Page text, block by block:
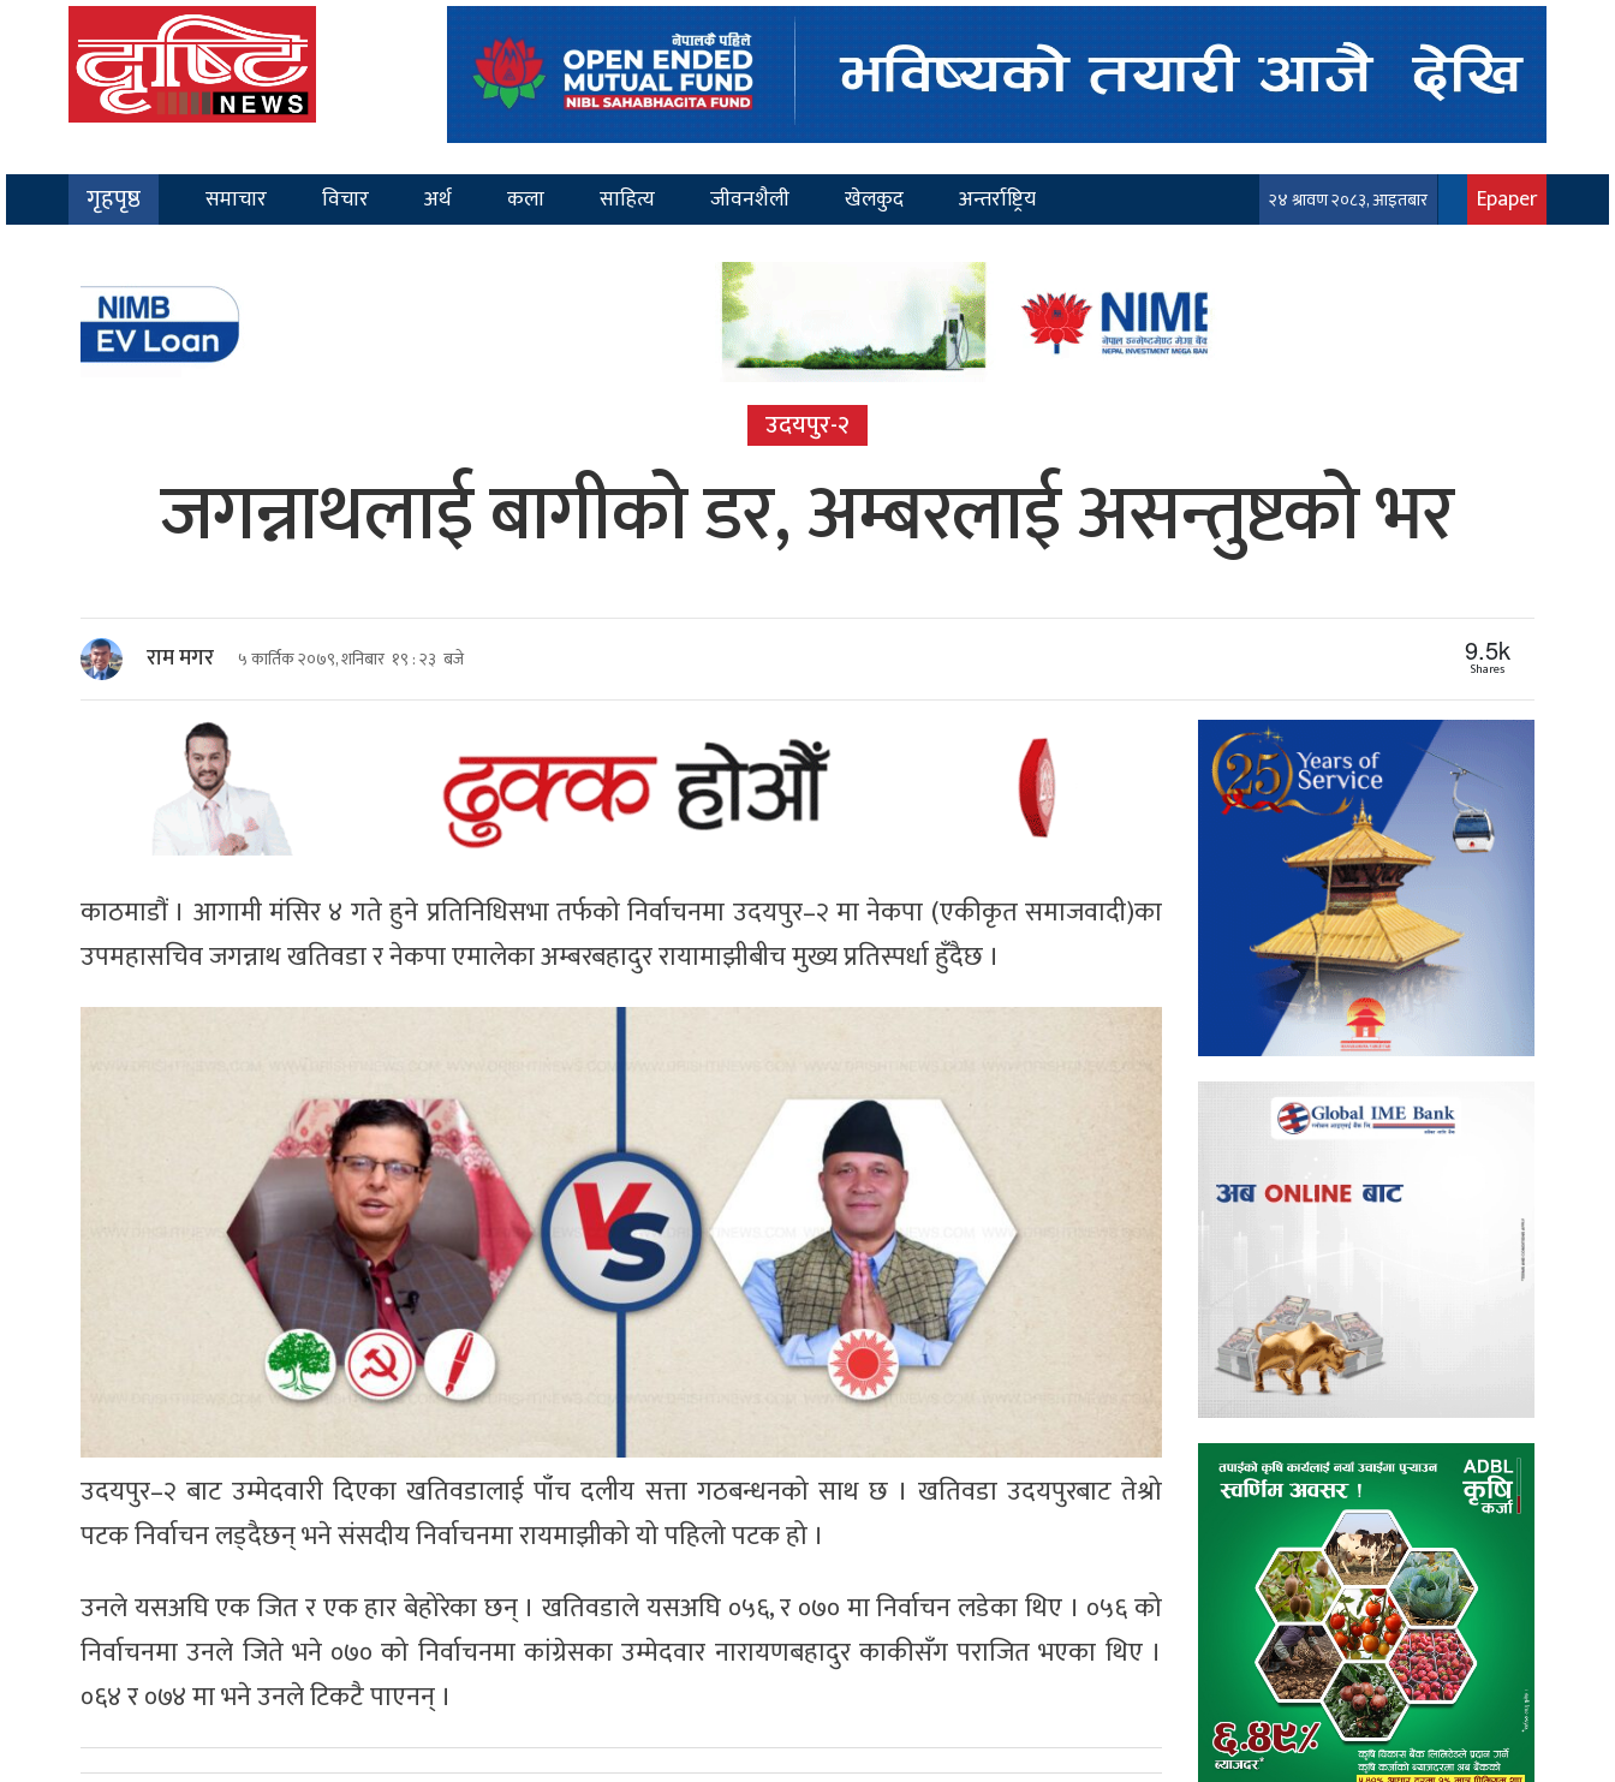
गृहपृष्ठ समाचार विचार अर्थ कला साहित्य जीवनशैली खेलकुद अन्तर्राष्ट्रिय २४ श्रावण २०८३, आइतबार Epaper
उदयपुर-२
जगन्नाथलाई बागीको डर, अम्बरलाई असन्तुष्टको भर
राम मगर ५ कार्तिक २०७९, शनिबार १९ : २३ बजे 9.5k
Shares
काठमाडौं । आगामी मंसिर ४ गते हुने प्रतिनिधिसभा तर्फको निर्वाचनमा उदयपुर–२ मा नेकपा (एकीकृत समाजवादी)का
उपमहासचिव जगन्नाथ खतिवडा र नेकपा एमालेका अम्बरबहादुर रायामाझीबीच मुख्य प्रतिस्पर्धा हुँदैछ ।
उदयपुर–२ बाट उम्मेदवारी दिएका खतिवडालाई पाँच दलीय सत्ता गठबन्धनको साथ छ । खतिवडा उदयपुरबाट तेश्रो
पटक निर्वाचन लड्दैछन् भने संसदीय निर्वाचनमा रायमाझीको यो पहिलो पटक हो ।
उनले यसअघि एक जित र एक हार बेहोरेका छन् । खतिवडाले यसअघि ०५६, र ०७० मा निर्वाचन लडेका थिए । ०५६ को
निर्वाचनमा उनले जिते भने ०७० को निर्वाचनमा कांग्रेसका उम्मेदवार नारायणबहादुर काकीसँग पराजित भएका थिए ।
०६४ र ०७४ मा भने उनले टिकटै पाएनन् ।